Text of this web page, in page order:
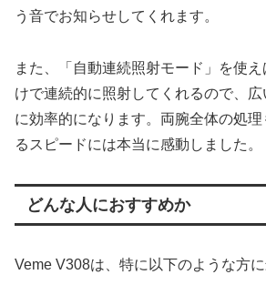
う音でお知らせしてくれます。
また、「自動連続照射モード」を使
けで連続的に照射してくれるので、
に効率的になります。両腕全体の処
るスピードには本当に感動しました。
どんな人におすすめか
Veme V308は、特に以下のような方に